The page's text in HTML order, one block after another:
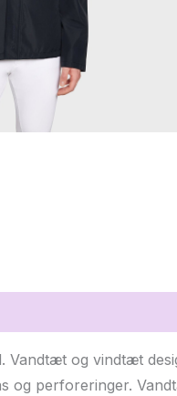
Vandtæt og vindtæt
og perforeringer.